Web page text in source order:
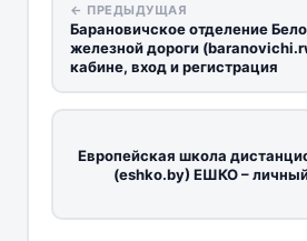
← ПРЕДЫДУЩАЯ
Барановичское отделение
железной дороги
кабине, вход и регистрация
Европейская школа
(eshko.by) ЕШКО –